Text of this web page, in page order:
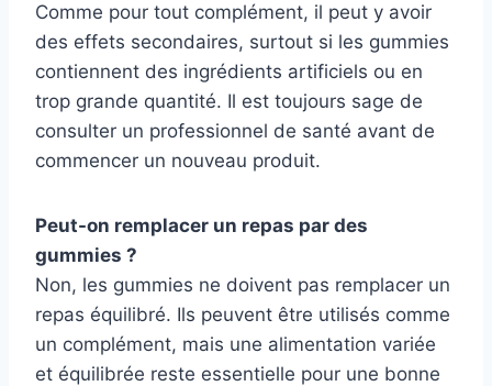
Comme pour tout complément, il peut y avoir
des effets secondaires, surtout si les gummies
contiennent des ingrédients artificiels ou en
trop grande quantité. Il est toujours sage de
consulter un professionnel de santé avant de
commencer un nouveau produit.
Peut-on remplacer un repas par des
gummies ?
Non, les gummies ne doivent pas remplacer un
repas équilibré. Ils peuvent être utilisés comme
un complément, mais une alimentation variée
et équilibrée reste essentielle pour une bonne